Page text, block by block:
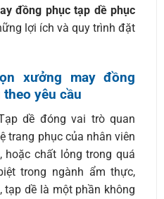
đồng phục tạp dề phục
lợi ích và quy trình đặt
xưởng may đồng
yêu cầu
dề đóng vai trò quan
trang phục của nhân viên
hoặc chất lỏng trong quá
trong ngành ẩm thực,
tạp dề là một phần không